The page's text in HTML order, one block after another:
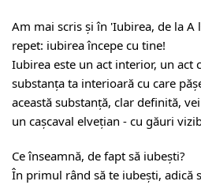
Am mai scris și în 'Iubirea, de la
repet: iubirea începe cu tine!
Iubirea este un act interior, un act
substanța ta interioară cu care
această substanță, clar definită,
un cașcaval elvețian - cu găuri
Ce înseamnă, de fapt să iubești?
În primul rând să te iubești, adică